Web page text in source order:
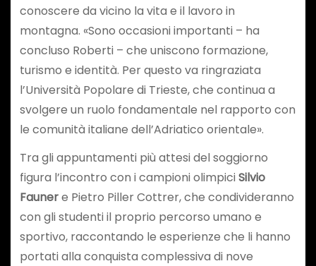
conoscere da vicino la vita e il lavoro in
montagna. «Sono occasioni importanti – ha
concluso Roberti – che uniscono formazione,
turismo e identità. Per questo va ringraziata
l’Università Popolare di Trieste, che continua a
svolgere un ruolo fondamentale nel rapporto con
le comunità italiane dell’Adriatico orientale».
Tra gli appuntamenti più attesi del soggiorno
figura l’incontro con i campioni olimpiciSilvio
Faunere Pietro Piller Cottrer, che condivideranno
con gli studenti il proprio percorso umano e
sportivo, raccontando le esperienze che li hanno
portati alla conquista complessiva di nove